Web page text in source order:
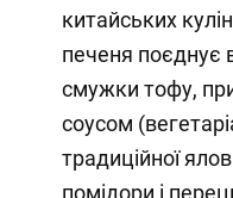
китайських
печеня поєднує
смужки тофу,
соусом
традиційної
помідори і